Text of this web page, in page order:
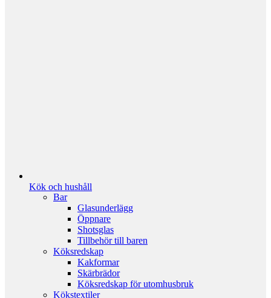
Kök och hushåll
Bar
Glasunderlägg
Öppnare
Shotsglas
Tillbehör till baren
Köksredskap
Kakformar
Skärbrädor
Köksredskap för utomhusbruk
Kökstextiler